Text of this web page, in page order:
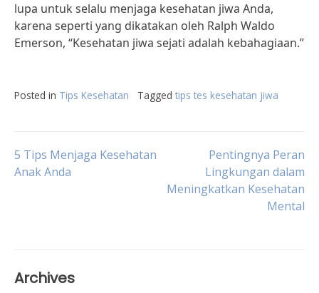
lupa untuk selalu menjaga kesehatan jiwa Anda,
karena seperti yang dikatakan oleh Ralph Waldo
Emerson, “Kesehatan jiwa sejati adalah kebahagiaan.”
Posted in Tips Kesehatan Tagged tips tes kesehatan jiwa
Post
5 Tips Menjaga Kesehatan
Anak Anda
Pentingnya Peran
Lingkungan dalam
Meningkatkan Kesehatan
Mental
Archives